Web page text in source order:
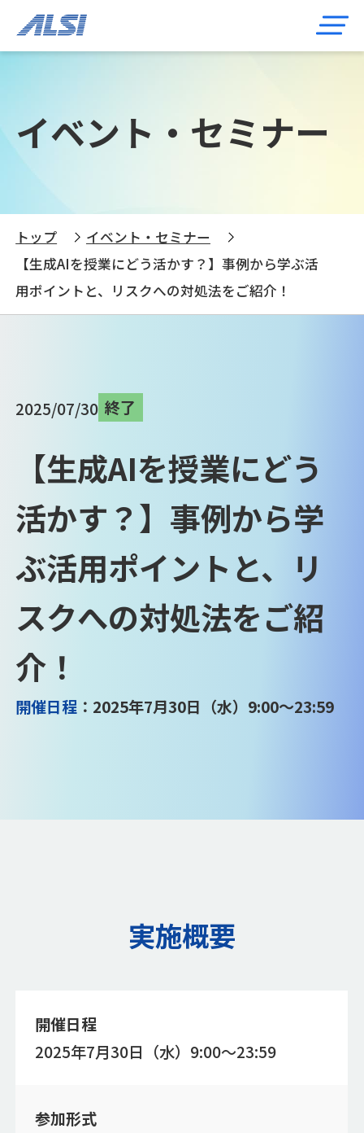
イベント・セミナー
トップ
イベント・セミナー
【生成AIを授業にどう活かす？】事例から学ぶ活
用ポイントと、リスクへの対処法をご紹介！
2025/07/30 終了
【生成AIを授業にどう
活かす？】事例から学
ぶ活用ポイントと、リ
スクへの対処法をご紹
介！
開催日程 ：2025年7月30日（水）9:00～23:59
実施概要
開催日程
2025年7月30日（水）9:00～23:59
参加形式